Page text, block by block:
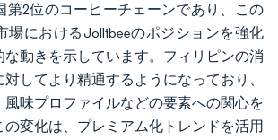
第2位のコーヒーチェーンであり、この
場におけるJollibeeのポジションを強化
動きを示しています。フィリピンの消
してより精通するようになっており、
風味プロファイルなどの要素への関心を
変化は、プレミアム化トレンドを活用